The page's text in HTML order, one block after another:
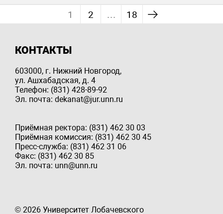
1 2 … 18
КОНТАКТЫ
603000, г. Нижний Новгород,
ул. Ашхабадская, д. 4
Телефон: (831) 428-89-92
Эл. почта: dekanat@jur.unn.ru
Приёмная ректора: (831) 462 30 03
Приёмная комиссия: (831) 462 30 45
Пресс-служба: (831) 462 31 06
Факс: (831) 462 30 85
Эл. почта: unn@unn.ru
© 2026 Университет Лобачевского